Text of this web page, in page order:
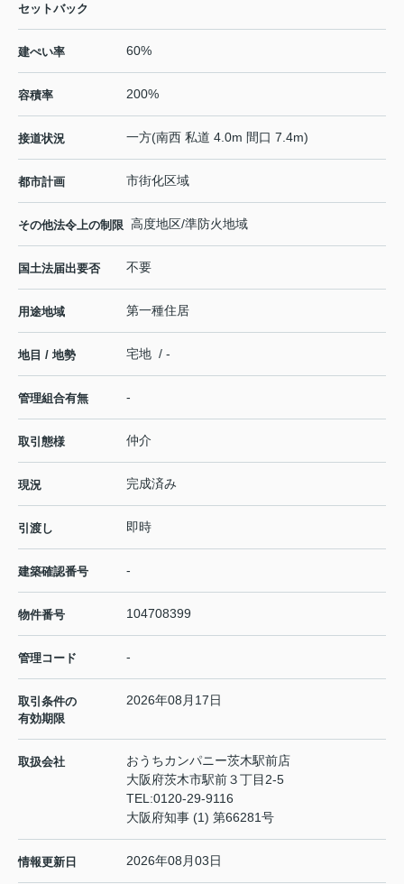
セットバック
建ぺい率 60%
容積率 200%
接道状況 一方(南西 私道 4.0m 間口 7.4m)
都市計画 市街化区域
その他法令上の制限 高度地区/準防火地域
国土法届出要否 不要
用途地域 第一種住居
地目 / 地勢 宅地 / -
管理組合有無 -
取引態様 仲介
現況 完成済み
引渡し 即時
建築確認番号 -
物件番号 104708399
管理コード -
取引条件の
有効期限
2026年08月17日
取扱会社
おうちカンパニー茨木駅前店
大阪府茨木市駅前３丁目2-5
TEL:0120-29-9116
大阪府知事 (1) 第66281号
情報更新日 2026年08月03日